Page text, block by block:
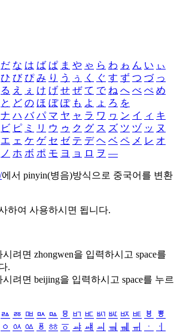
だ な は ば ぱ ま や ゃ ら わ ゎ ん い ぃ
ひ び ぴ み り う ぅ く ぐ す ず つ づ っ
る え ぇ け げ せ ぜ て で ね へ べ ぺ め
と ど の ほ ぼ ぽ も よ ょ ろ を
ナ ハ バ パ マ ヤ ャ ラ ワ ヮ ン イ ィ キ
ビ ピ ミ リ ウ ゥ ク グ ス ズ ツ ヅ ッ ヌ
エ ェ ケ ゲ セ ゼ テ デ ヘ ベ ペ メ レ オ
ノ ホ ボ ポ モ ヨ ョ ロ ヲ ―
에서 pinyin(병음)방식으로 중국어를 변환
하여 사용하시면 됩니다.
시려면 zhongwen을 입력하시고 space를
.
시려면 beijing을 입력하시고 space를 누르
ㅬ ㅭ ㅮ ㅯ ㅰ ㅱ ㅲ ㅳ ㅴ ㅵ ㅶ ㅷ ㅸ
ㅹ
ㆁ ㆂ ㆃ ㆄ ㆅ ㆆ ㆇ ㆈ ㆉ ㆊ ㆋ ㆌ ㆍ
ㆎ